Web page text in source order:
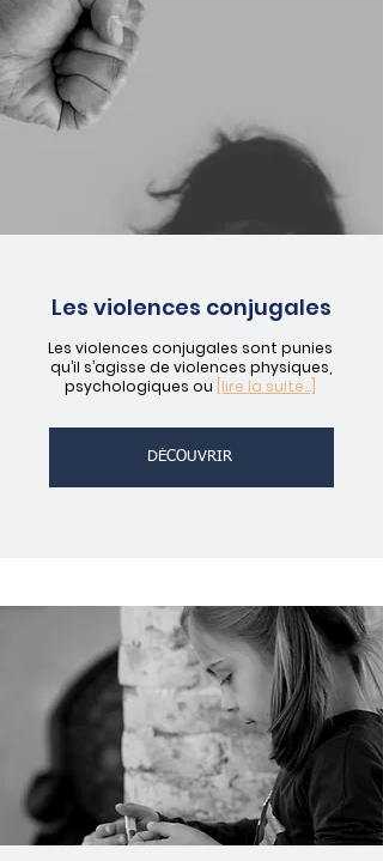
Les violences conjugales
Les violences conjugales sont punies
qu’il s’agisse de violences physiques,
psychologiques ou [lire la suite...]
DÉCOUVRIR